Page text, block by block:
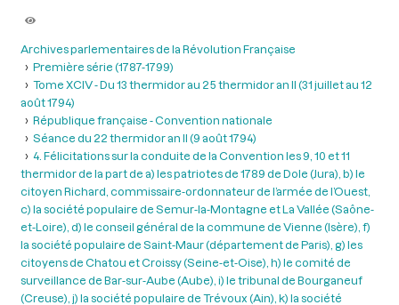
Archives parlementaires de la Révolution Française
Première série (1787-1799)
Tome XCIV - Du 13 thermidor au 25 thermidor an II (31 juillet au 12
août 1794)
République française - Convention nationale
Séance du 22 thermidor an II (9 août 1794)
4. Félicitations sur la conduite de la Convention les 9, 10 et 11
thermidor de la part de a) les patriotes de 1789 de Dole (Jura), b) le
citoyen Richard, commissaire-ordonnateur de l’armée de l’Ouest,
c) la société populaire de Semur-la-Montagne et La Vallée (Saône-
et-Loire), d) le conseil général de la commune de Vienne (Isère), f)
la société populaire de Saint-Maur (département de Paris), g) les
citoyens de Chatou et Croissy (Seine-et-Oise), h) le comité de
surveillance de Bar-sur-Aube (Aube), i) le tribunal de Bourganeuf
(Creuse), j) la société populaire de Trévoux (Ain), k) la société